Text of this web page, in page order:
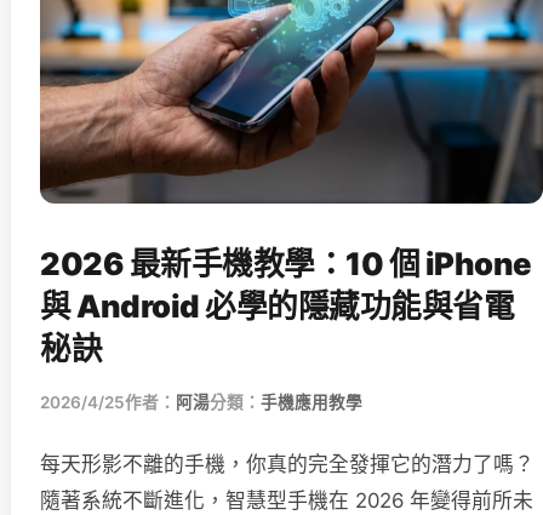
2026 最新手機教學：10 個 iPhone
與 Android 必學的隱藏功能與省電
秘訣
2026/4/25作者： 阿湯分類： 手機應用教學
每天形影不離的手機，你真的完全發揮它的潛力了嗎？
隨著系統不斷進化，智慧型手機在 2026 年變得前所未